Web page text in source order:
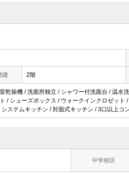
建 2階
乾燥機 / 洗面所独立 / シャワー付洗面台 / 温水
/ シューズボックス / ウォークインクロゼッ
ステムキッチン / 対面式キッチン / 3口以上
中学校区